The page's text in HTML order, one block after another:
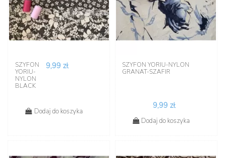
SZYFON
YORIU-
NYLON
BLACK
9,99 zł
Dodaj do koszyka
SZYFON YORIU-NYLON
GRANAT-SZAFIR
9,99 zł
Dodaj do koszyka